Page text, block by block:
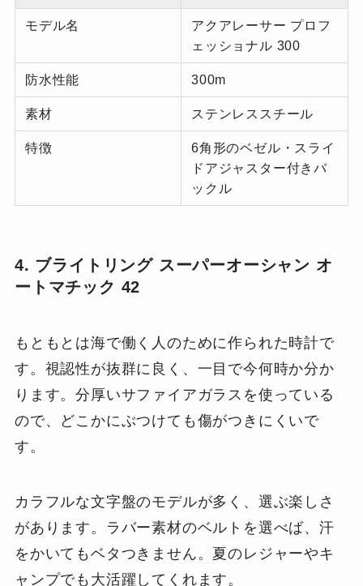
モデル名
アクアレーサー プロフ
ェッショナル 300
防水性能 300m
素材 ステンレススチール
特徴
6角形のベゼル・スライ
ドアジャスター付きバ
ックル
4. ブライトリング スーパーオーシャン オ
ートマチック 42
もともとは海で働く人のために作られた時計で
す。視認性が抜群に良く、一目で今何時か分か
ります。分厚いサファイアガラスを使っている
ので、どこかにぶつけても傷がつきにくいで
す。
カラフルな文字盤のモデルが多く、選ぶ楽しさ
があります。ラバー素材のベルトを選べば、汗
をかいてもベタつきません。夏のレジャーやキ
ャンプでも大活躍してくれます。